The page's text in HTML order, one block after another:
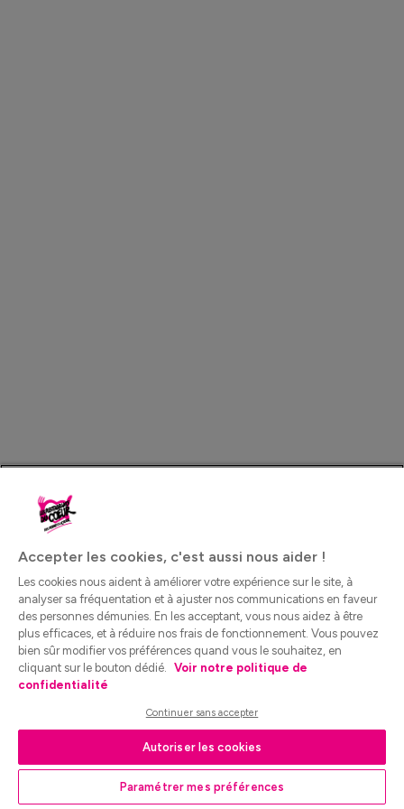
Accepter les cookies, c'est aussi nous aider !
Les cookies nous aident à améliorer votre expérience sur le site, à
analyser sa fréquentation et à ajuster nos communications en faveur
des personnes démunies. En les acceptant, vous nous aidez à être
plus efficaces, et à réduire nos frais de fonctionnement. Vous pouvez
bien sûr modifier vos préférences quand vous le souhaitez, en
cliquant sur le bouton dédié. Voir notre politique de
confidentialité
Continuer sans accepter
Autoriser les cookies
Paramétrer mes préférences